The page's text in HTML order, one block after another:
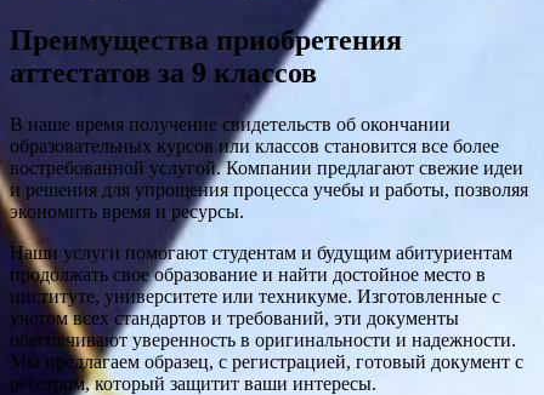
Преимущества приобретения
аттестатов за 9 классов
В наше время получение свидетельств об окончании
образовательных курсов или классов становится все более
востребованной услугой. Компании предлагают свежие идеи
и решения для упрощения процесса учебы и работы, позволяя
экономить время и ресурсы.
Наши услуги помогают студентам и будущим абитуриентам
продолжать свое образование и найти достойное место в
институте, университете или техникуме. Изготовленные с
учетом всех стандартов и требований, эти документы
обеспечивают уверенность в оригинальности и надежности.
Мы предлагаем образец, с регистрацией, готовый документ с
реестром, который защитит ваши интересы.